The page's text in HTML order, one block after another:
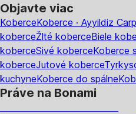
Objavte viac
KoberceKoberce · Ayyildiz
koberceŽlté koberceBiele
koberceSivé koberceKoberce
koberceJutové koberce
kuchyneKoberce do spálne
Práve na Bonami